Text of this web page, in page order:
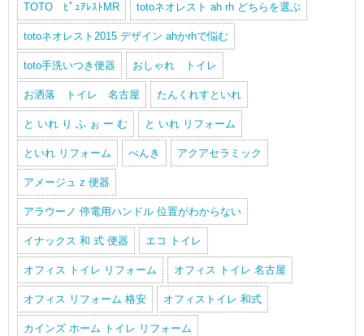
TOTO ﾋﾟｭｱﾚｽﾄMR totoネオレスト ah rh どちらを選ぶ
totoネオレスト2015 デザイン ahかrhで悩む
toto手洗いつき便器 おしゃれ トイレ
お洒落 トイレ 名古屋 たんくれすといれ
と いれ り ふ ぉ ー む と いれ リフォーム
といれ リフォーム べんき アクアセラミック
アメージュ z 便器
アラウーノ 停電用ハンドル 位置がわからない
イナックス 和 式 便器 エコ トイレ
オフィス トイレ リフォーム オフィス トイレ 名古屋
オフィス リフォーム 格安 オフィストイレ 和式
カインズ ホーム トイレ リフォーム